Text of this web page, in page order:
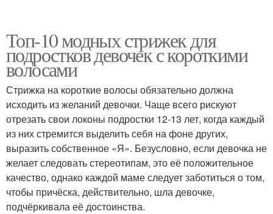
Топ-10 модных стрижек для
подростков девочек с короткими
волосами
Стрижка на короткие волосы обязательно должна
исходить из желаний девочки. Чаще всего рискуют
отрезать свои локоны подростки 12-13 лет, когда каждый
из них стремится выделить себя на фоне других,
выразить собственное «Я». Безусловно, если девочка не
желает следовать стереотипам, это её положительное
качество, однако каждой маме следует заботиться о том,
чтобы причёска, действительно, шла девочке,
подчёркивала её достоинства.